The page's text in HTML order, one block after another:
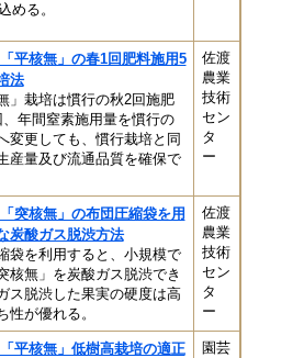
める。
平核無」の春1回肥料施用5
法
」栽培は慣行の秋2回施肥
、年間窒素施用量を慣行の
変更しても、慣行栽培と同
産量及び流通品質を確保で
佐渡
農業
技術
セン
タ
ー
突核無」の布団圧縮袋を用
炭酸ガス脱渋方法
袋を利用すると、小規模で
核無」を炭酸ガス脱渋でき
ス脱渋した果実の硬度は高
性が優れる。
佐渡
農業
技術
セン
タ
ー
平核無」低樹高栽培の適正
園芸